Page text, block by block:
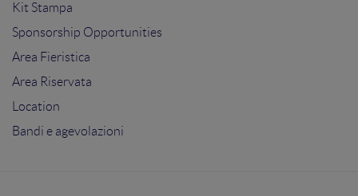
Kit Stampa
Sponsorship Opportunities
Area Fieristica
Area Riservata
Location
Bandi e agevolazioni